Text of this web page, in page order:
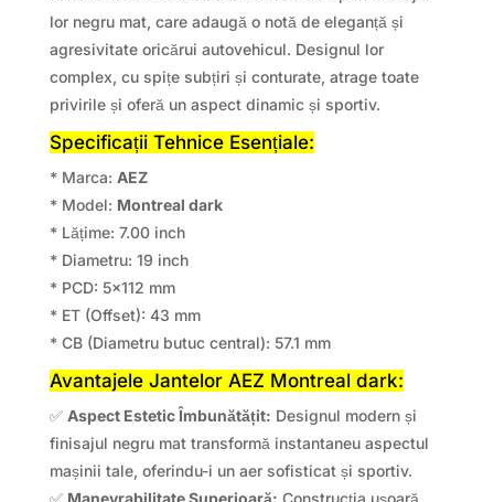
lor negru mat, care adaugă o notă de eleganță și
agresivitate oricărui autovehicul. Designul lor
complex, cu spițe subțiri și conturate, atrage toate
privirile și oferă un aspect dinamic și sportiv.
Specificații Tehnice Esențiale:
* Marca: AEZ
* Model: Montreal dark
* Lățime: 7.00 inch
* Diametru: 19 inch
* PCD: 5×112 mm
* ET (Offset): 43 mm
* CB (Diametru butuc central): 57.1 mm
Avantajele Jantelor AEZ Montreal dark:
✅ Aspect Estetic Îmbunătățit: Designul modern și
finisajul negru mat transformă instantaneu aspectul
mașinii tale, oferindu-i un aer sofisticat și sportiv.
✅ Manevrabilitate Superioară: Construcția ușoară